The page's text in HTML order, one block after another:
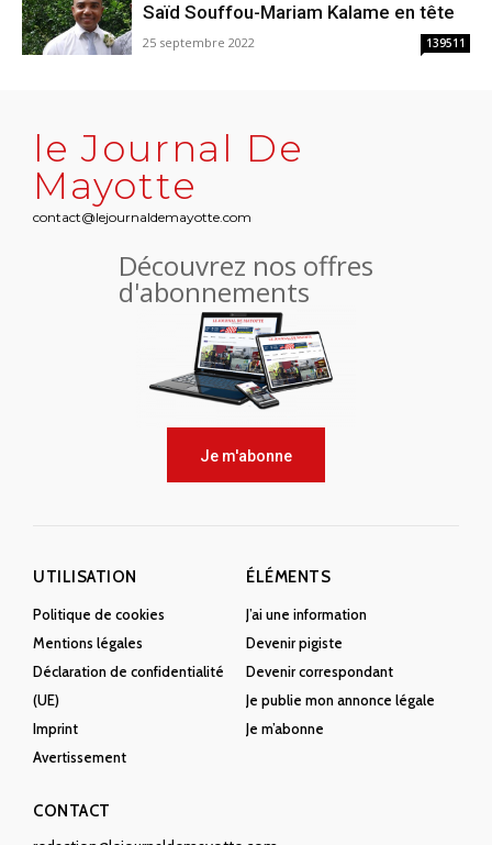
Saïd Souffou-Mariam Kalame en tête
25 septembre 2022 139511
le Journal De
Mayotte
contact@lejournaldemayotte.com
Découvrez nos offres
d'abonnements
Je m'abonne
UTILISATION
Politique de cookies
Mentions légales
Déclaration de confidentialité
(UE)
Imprint
Avertissement
ÉLÉMENTS
J’ai une information
Devenir pigiste
Devenir correspondant
Je publie mon annonce légale
Je m’abonne
CONTACT